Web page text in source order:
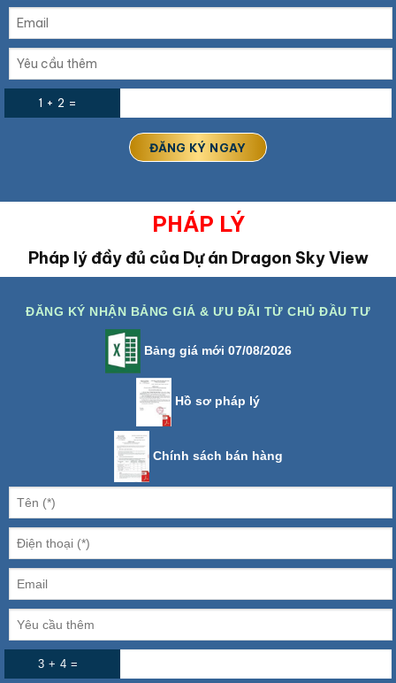
1 + 2 =
PHÁP LÝ
Pháp lý đầy đủ của Dự án Dragon Sky View
ĐĂNG KÝ NHẬN BẢNG GIÁ & ƯU ĐÃI TỪ CHỦ ĐẦU TƯ
Bảng giá mới 07/08/2026
Hồ sơ pháp lý
Chính sách bán hàng
3 + 4 =